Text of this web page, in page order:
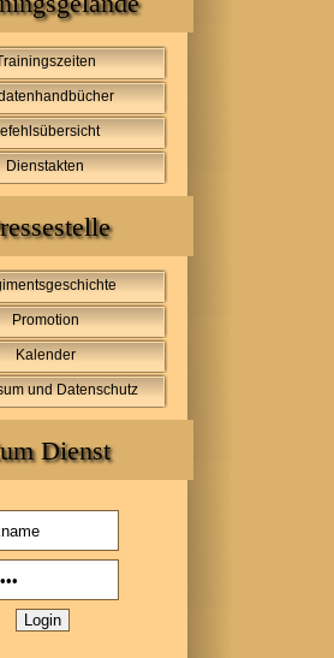
Dienstakten
Promotion
Kalender
und Datenschutz
Dienst